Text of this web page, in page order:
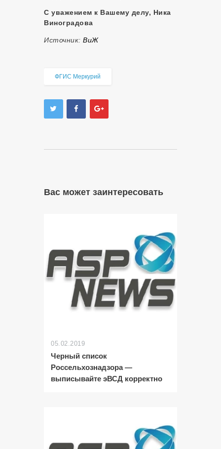
С уважением к Вашему делу, Ника
Виноградова
Источник: ВиЖ
ФГИС Меркурий
Вас может заинтересовать
05.02.2019
Черный список
Россельхознадзора —
выписывайте эВСД корректно